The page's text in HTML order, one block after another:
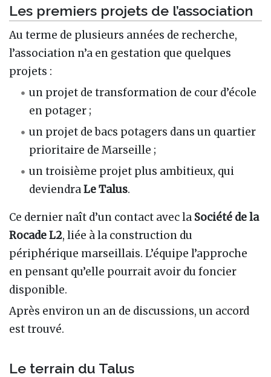
Les premiers projets de l’association
Au terme de plusieurs années de recherche,
l’association n’a en gestation que quelques
projets :
un projet de transformation de cour d’école
en potager ;
un projet de bacs potagers dans un quartier
prioritaire de Marseille ;
un troisième projet plus ambitieux, qui
deviendraLe Talus.
Ce dernier naît d’un contact avec la Société de la
Rocade L2, liée à la construction du
périphérique marseillais. L’équipe l’approche
en pensant qu’elle pourrait avoir du foncier
disponible.
Après environ un an de discussions, un accord
est trouvé.
Le terrain du Talus